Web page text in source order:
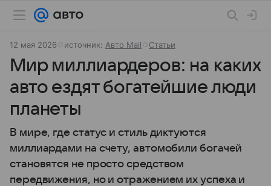
12 мая 2026 источник: Авто Mail Статьи
Мир миллиардеров: на каких
авто ездят богатейшие люди
планеты
В мире, где статус и стиль диктуются
миллиардами на счету, автомобили богачей
становятся не просто средством
передвижения, но и отражением их успеха и